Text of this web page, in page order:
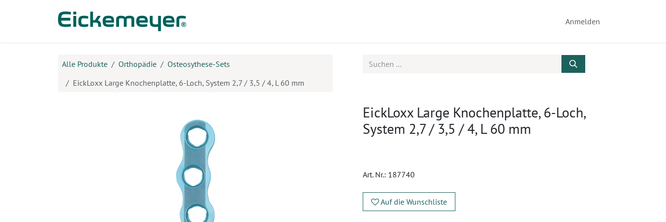
Anmelden
Alle Produkte Orthopädie
Osteosythese-Sets
EickLoxx Large Knochenplatte, 6-Loch, System 2,7 / 3,5 / 4, L 60 mm
EickLoxx Large Knochenplatte, 6-Loch,
System 2,7 / 3,5 / 4, L 60 mm
Art. Nr.: 187740
Auf die Wunschliste